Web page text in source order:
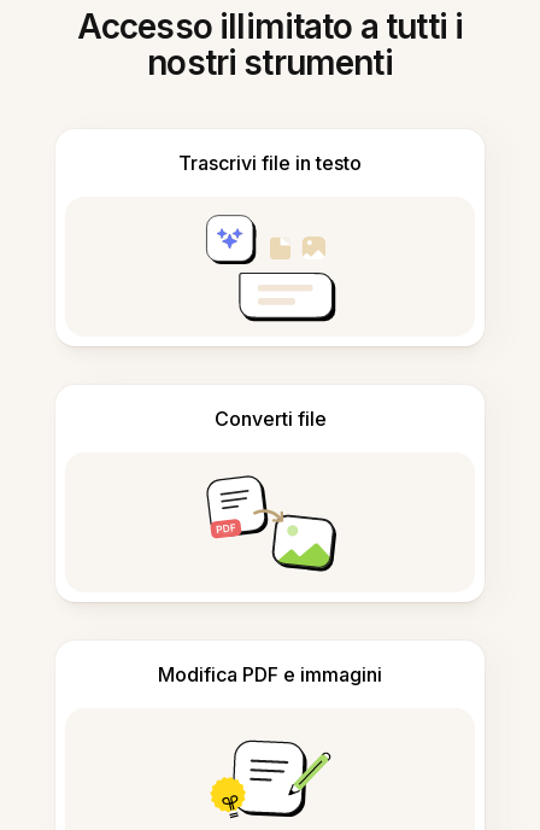
Accesso illimitato a tutti i
nostri strumenti
Trascrivi file in testo
Converti file
Modifica PDF e immagini